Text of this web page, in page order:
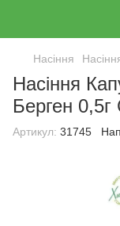
Насіння
Насіння
Берген
Артикул: 31745